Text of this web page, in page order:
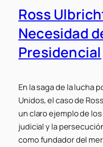
Ross
Necesidad
Presidencial
En la saga de la lucha
Unidos, el caso de
un claro ejemplo de
judicial y la
como fundador del